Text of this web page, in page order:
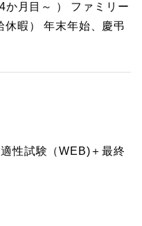
か月目～ ） ファミリー
休暇） 年末年始、慶弔
性試験（WEB)＋最終